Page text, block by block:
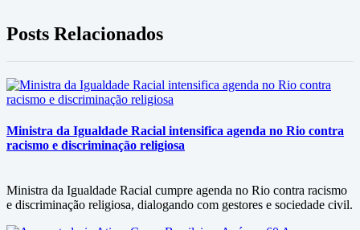
Posts Relacionados
Ministra da Igualdade Racial intensifica agenda no Rio contra
racismo e discriminação religiosa
Ministra da Igualdade Racial cumpre agenda no Rio contra racismo
e discriminação religiosa, dialogando com gestores e sociedade civil.